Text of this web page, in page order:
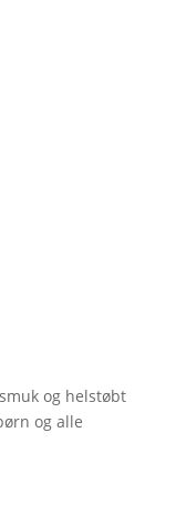
og helstøbt
og alle